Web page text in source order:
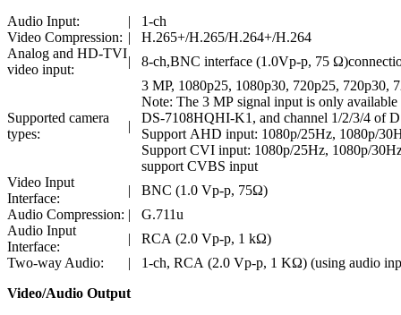
Audio Input:
|
1-ch
Video Compression: |
H.265+/H.265/H.264+/H.264
Analog and HD-TVI
video input:
| 8-ch,BNC interface (1.0Vp-p, 75
Supported camera
types:
|
3 MP, 1080p25, 1080p30, 720p25, 720p30,
Note: The 3 MP signal input is only
DS-7108HQHI-K1, and channel 1/2/3/4 of
Support AHD input: 1080p/25Hz, 1080p/
Support CVI input: 1080p/25Hz, 1080p/
support CVBS input
Video Input
Interface:
|
BNC (1.0 Vp-p, 75Ω)
Audio Compression: |
G.711u
Audio Input
Interface:
|
RCA (2.0 Vp-p, 1 kΩ)
Two-way Audio:
|
1-ch, RCA (2.0 Vp-p, 1 KΩ) (using audio
Video/Audio Output